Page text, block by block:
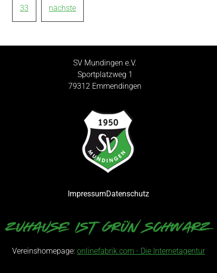
33 nächste
SV Mundingen e.V.
Sportplatzweg 1
79312 Emmendingen
ImpressumDatenschutz
Vereinshomepage: onlinefabrik.com - Die Internetagentur